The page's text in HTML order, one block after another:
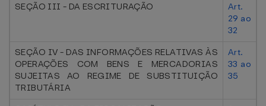
SEÇÃO III - DA ESCRITURAÇÃO
Art.
29 ao
32
SEÇÃO IV - DAS INFORMAÇÕES RELATIVAS ÀS
OPERAÇÕES COM BENS E MERCADORIAS
SUJEITAS AO REGIME DE SUBSTITUIÇÃO
TRIBUTÁRIA
Art.
33 ao
35